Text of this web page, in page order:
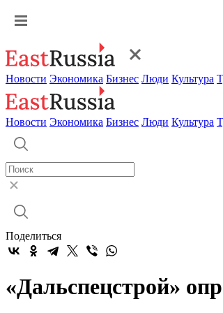
Новости Экономика Бизнес Люди Культура
Новости Экономика Бизнес Люди Культура
Поделиться
«Дальспецстрой»